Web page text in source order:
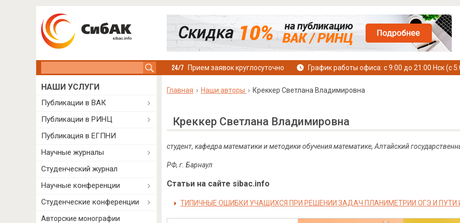
Прием заявок круглосуточно График работы офиса: с 9:00 до 21:00 Нск (с
Главная Наши авторы Креккер Светлана Владимировна
Креккер Светлана Владимировна
студент, кафедра математики и методики обучения математике, Алтайский
РФ, г. Барнаул
Статьи на сайте sibac.info
ТИПИЧНЫЕ ОШИБКИ УЧАЩИХСЯ ПРИ РЕШЕНИИ ЗАДАЧ ПЛАНИМЕТРИИ ОГЭ И ПУТИ
НАШИ УСЛУГИ
Публикации в ВАК
Публикации в РИНЦ
Публикация в ЕГПНИ
Научные журналы
Студенческий журнал
Научные конференции
Студенческие конференции
Авторские монографии